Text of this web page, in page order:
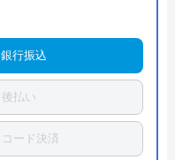
銀行振込
後払い
コード決済